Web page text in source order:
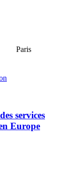
Paris
services
Europe